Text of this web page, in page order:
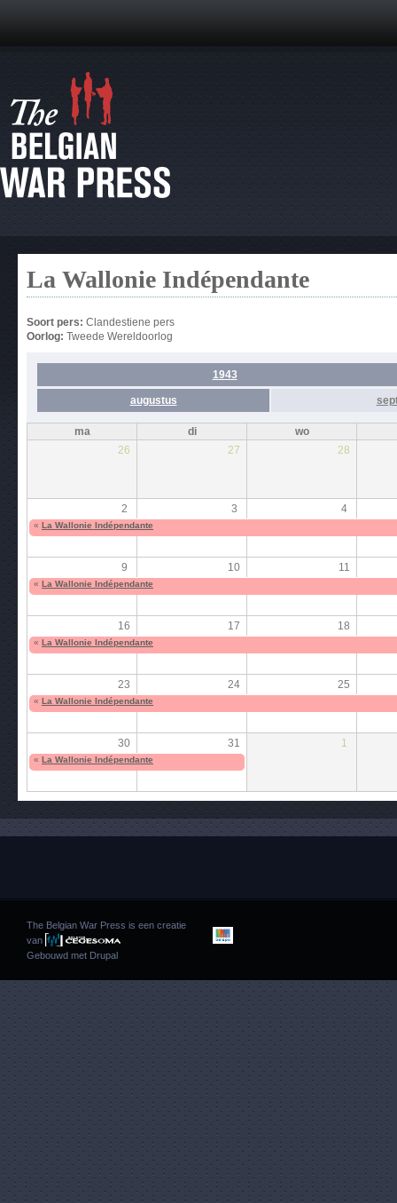
La Wallonie Indépendante
Soort pers: Clandestiene pers
Oorlog: Tweede Wereldoorlog
1943
augustus
ma di
wo
26
27 28
2 3 4
« La Wallonie Indépendante
9 10 11
« La Wallonie Indépendante
16 17 18
« La Wallonie Indépendante
23 24 25
« La Wallonie Indépendante
30 31 1
« La Wallonie Indépendante
The Belgian War Press is een creatie
van
Gebouwd met Drupal